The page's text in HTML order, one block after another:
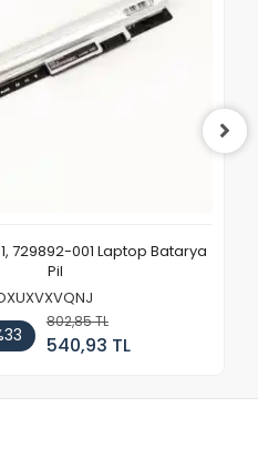
729892-001 Laptop Batarya
Pil
802,85 TL
540,93 TL